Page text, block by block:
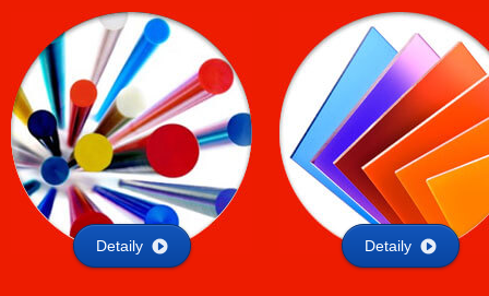
Detaily Detaily